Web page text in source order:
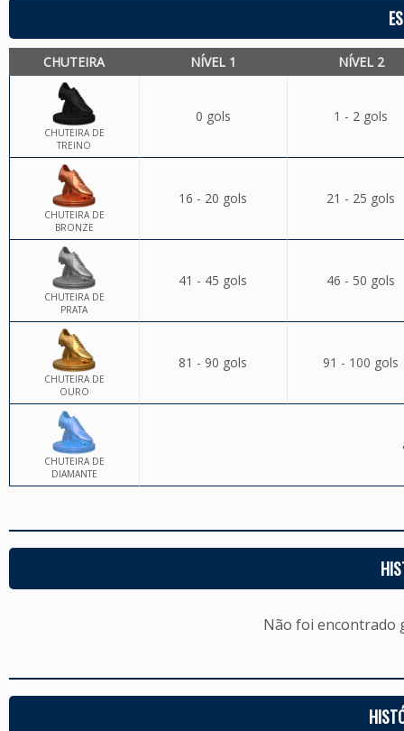
CHUTEIRA NÍVEL 1 NÍVEL 2
CHUTEIRA DE
TREINO
0 gols 1 - 2 gols
CHUTEIRA DE
BRONZE
16 - 20 gols 21 - 25 gols
CHUTEIRA DE
PRATA
41 - 45 gols 46 - 50 gols
CHUTEIRA DE
OURO
81 - 90 gols 91 - 100 gols
CHUTEIRA DE
DIAMANTE
Não foi encontrado